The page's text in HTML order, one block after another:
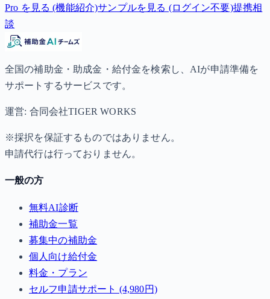
Pro を見る (機能紹介)サンプルを見る (ログイン不要)提携相
談
全国の補助金・助成金・給付金を検索し、AIが申請準備を
サポートするサービスです。
運営: 合同会社TIGER WORKS
※採択を保証するものではありません。
申請代行は行っておりません。
一般の方
無料AI診断
補助金一覧
募集中の補助金
個人向け給付金
料金・プラン
セルフ申請サポート (4,980円)